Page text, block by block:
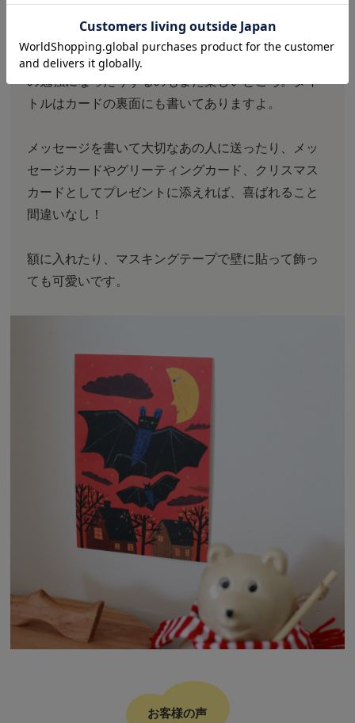
イラストと合わせて、カードのタイトルからもフィ
ンランドのことや文化が知れたり、フィンランド語
の勉強になったりするのもまた楽しいところ。タイ
トルはカードの裏面にも書いてありますよ。
メッセージを書いて大切なあの人に送ったり、メッ
セージカードやグリーティングカード、クリスマス
カードとしてプレゼントに添えれば、喜ばれること
間違いなし！
額に入れたり、マスキングテープで壁に貼って飾っ
ても可愛いです。
お客様の声